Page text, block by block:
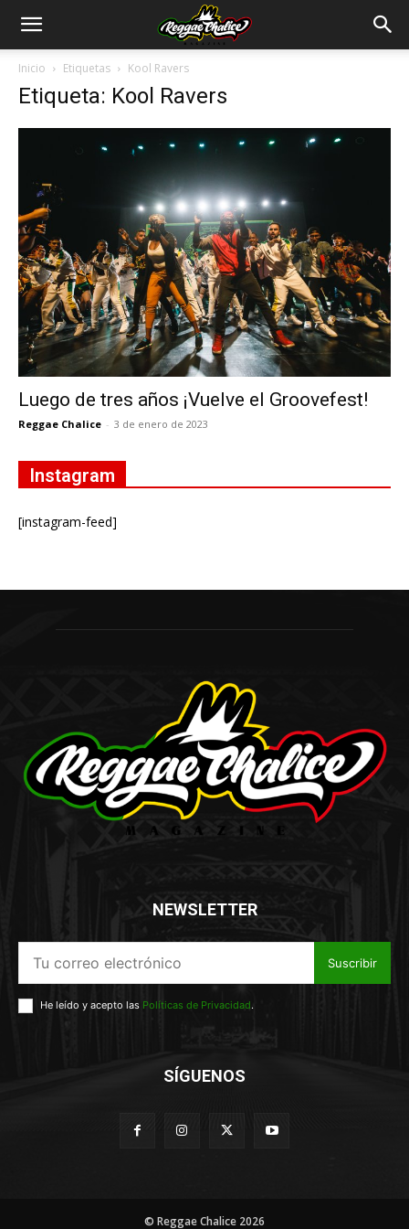
Inicio Etiquetas Kool Ravers
Etiqueta: Kool Ravers
Luego de tres años ¡Vuelve el Groovefest!
Reggae Chalice - 3 de enero de 2023
Instagram
[instagram-feed]
NEWSLETTER
Suscribir
He leído y acepto las Políticas de Privacidad.
SÍGUENOS
© Reggae Chalice 2026